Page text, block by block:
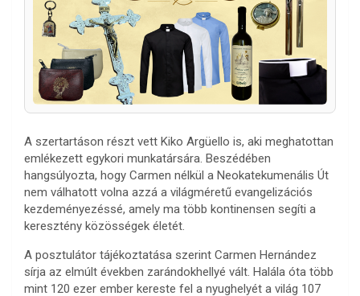
A szertartáson részt vett Kiko Argüello is, aki meghatottan
emlékezett egykori munkatársára. Beszédében
hangsúlyozta, hogy Carmen nélkül a Neokatekumenális Út
nem válhatott volna azzá a világméretű evangelizációs
kezdeményezéssé, amely ma több kontinensen segíti a
keresztény közösségek életét.
A posztulátor tájékoztatása szerint Carmen Hernández
sírja az elmúlt években zarándokhellyé vált. Halála óta több
mint 120 ezer ember kereste fel a nyughelyét a világ 107